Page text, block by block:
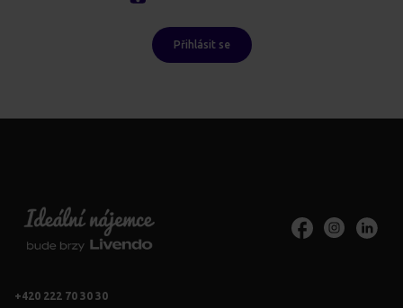
Přihlásit se
+420 222 70 30 30